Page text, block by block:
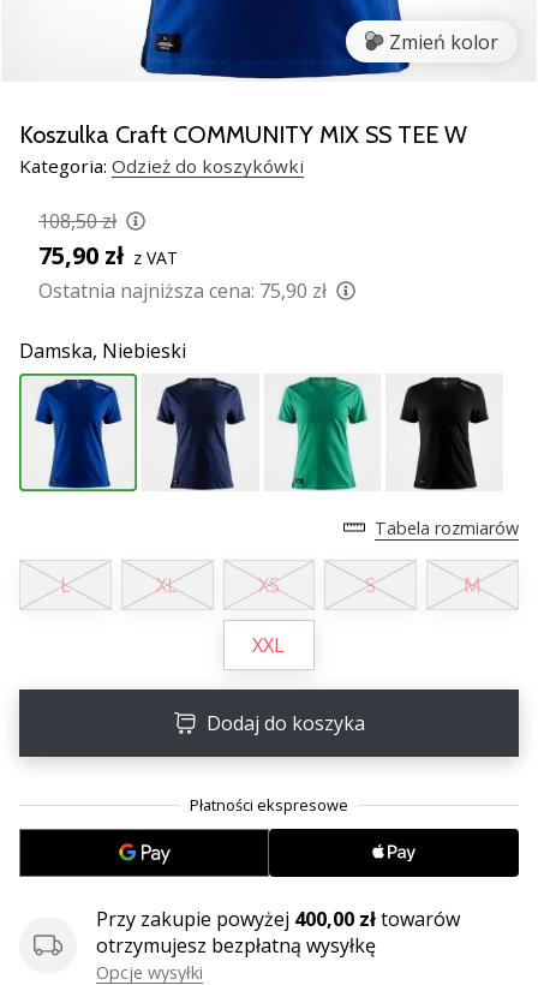
wszystkie
artykuły
Zmień kolor
Koszulka Craft COMMUNITY MIX SS TEE W
Kategoria: Odzież do koszykówki
108,50 zł
75,90 zł z VAT
Ostatnia najniższa cena: 75,90 zł
Damska, Niebieski
Tabela rozmiarów
L XL XS S M
XXL
Dodaj do koszyka
Przy zakupie powyżej 400,00 złtowarów
otrzymujesz bezpłatną wysyłkę
Opcje wysyłki